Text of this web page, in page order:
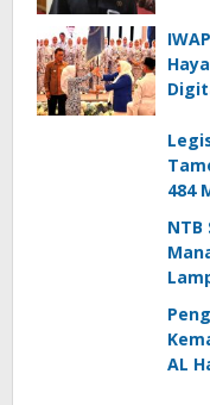
484
AL